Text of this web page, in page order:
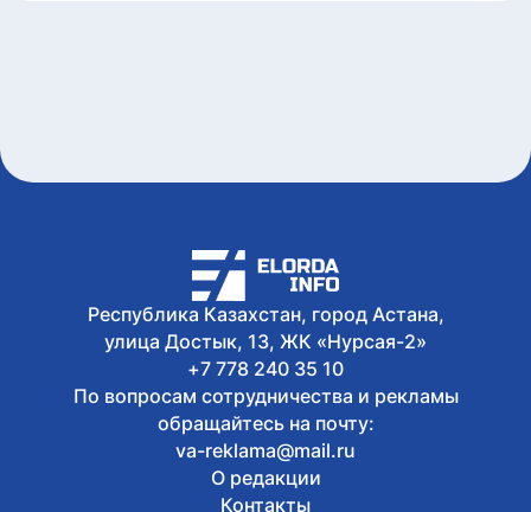
Сегодня, 13:35
В Астане впервые в Центральной Азии
пройдет международный конкурс
Coupe Mondiale
Республика Казахстан, город Астана,
улица Достык, 13, ЖК «Нурсая-2»
+7 778 240 35 10
По вопросам сотрудничества и рекламы
обращайтесь на почту:
va-reklama@mail.ru
О редакции
Контакты